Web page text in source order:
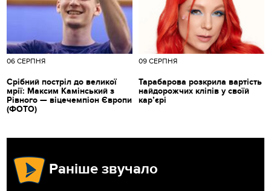
06 СЕРПНЯ
Срібний постріл до великої
мрії: Максим Камінський з
Рівного — віцечемпіон Європи
(ФОТО)
09 СЕРПНЯ
Тарабарова розкрила вартість
найдорожчих кліпів у своїй
кар’єрі
Раніше звучало